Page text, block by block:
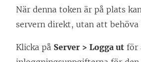
När denna token är på plats
servern direkt, utan att behöva
Klicka på Server > Logga ut för